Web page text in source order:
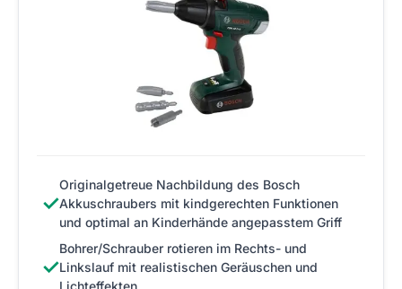
✓
Originalgetreue Nachbildung des Bosch
Akkuschraubers mit kindgerechten Funktionen
und optimal an Kinderhände angepasstem Griff
✓
Bohrer/Schrauber rotieren im Rechts- und
Linkslauf mit realistischen Geräuschen und
Lichteffekten